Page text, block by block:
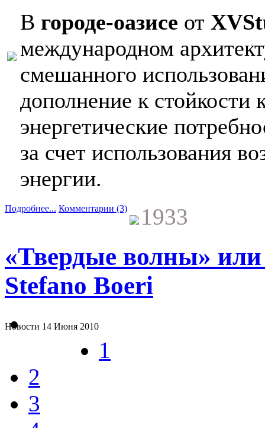
В городе-оазисе от
международном
смешанного
дополнение к стойкости
энергетические
за счет использования
энергии.
Подробнее... Комментарии (3) 1933
«Твердые волны» или
Stefano Boeri
Новости 14 Июня 2010
1
2
3